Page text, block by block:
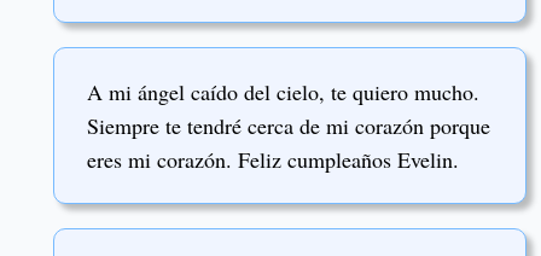
A mi ángel caído del cielo, te quiero mucho.
Siempre te tendré cerca de mi corazón porque
eres mi corazón. Feliz cumpleaños Evelin.